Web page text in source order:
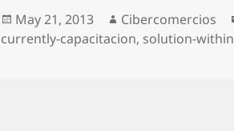
Posted
on
May 21, 2013 Author
Cibercomercios
currently-capacitacion, solution-within